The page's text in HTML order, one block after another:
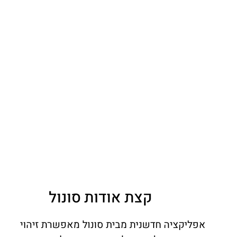
קצת אודות סונול
אפליקציה חדשנית מבית סונול מאפשרת זיהוי